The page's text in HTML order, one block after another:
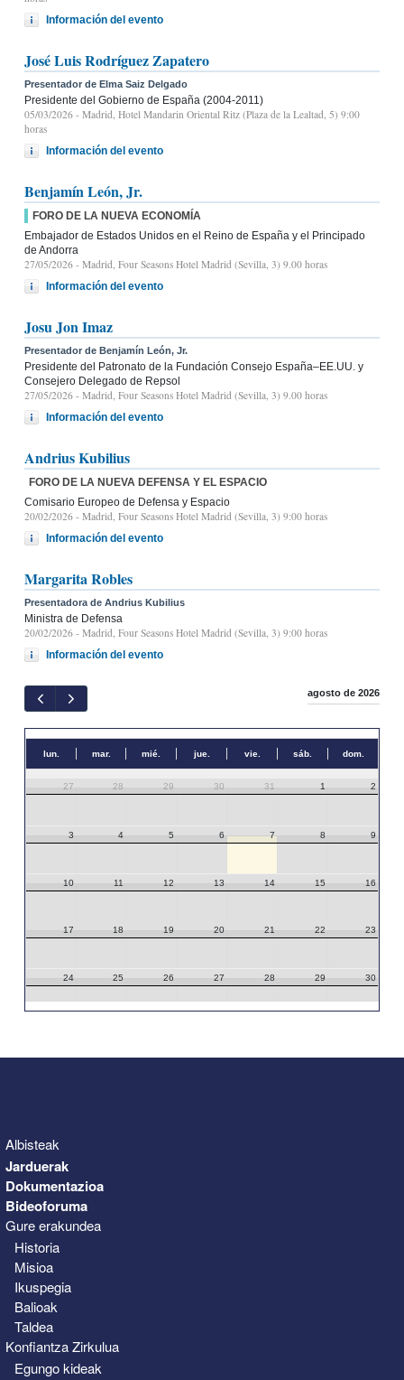
Información del evento
José Luis Rodríguez Zapatero
Presentador de Elma Saiz Delgado
Presidente del Gobierno de España (2004-2011)
05/03/2026 - Madrid, Hotel Mandarin Oriental Ritz (Plaza de la Lealtad, 5) 9:00
horas
Información del evento
Benjamín León, Jr.
FORO DE LA NUEVA ECONOMÍA
Embajador de Estados Unidos en el Reino de España y el Principado
de Andorra
27/05/2026 - Madrid, Four Seasons Hotel Madrid (Sevilla, 3) 9.00 horas
Información del evento
Josu Jon Imaz
Presentador de Benjamín León, Jr.
Presidente del Patronato de la Fundación Consejo España–EE.UU. y
Consejero Delegado de Repsol
27/05/2026 - Madrid, Four Seasons Hotel Madrid (Sevilla, 3) 9.00 horas
Información del evento
Andrius Kubilius
FORO DE LA NUEVA DEFENSA Y EL ESPACIO
Comisario Europeo de Defensa y Espacio
20/02/2026 - Madrid, Four Seasons Hotel Madrid (Sevilla, 3) 9:00 horas
Información del evento
Margarita Robles
Presentadora de Andrius Kubilius
Ministra de Defensa
20/02/2026 - Madrid, Four Seasons Hotel Madrid (Sevilla, 3) 9:00 horas
Información del evento
agosto de 2026
lun. mar. mié. jue. vie. sáb. dom.
27 28 29 30 31 1 2
3 4 5 6 7 8 9
10 11 12 13 14 15 16
17 18 19 20 21 22 23
24 25 26 27 28 29 30
Albisteak
Jarduerak
Dokumentazioa
Bideoforuma
Gure erakundea
Historia
Misioa
Ikuspegia
Balioak
Taldea
Konfiantza Zirkulua
Egungo kideak